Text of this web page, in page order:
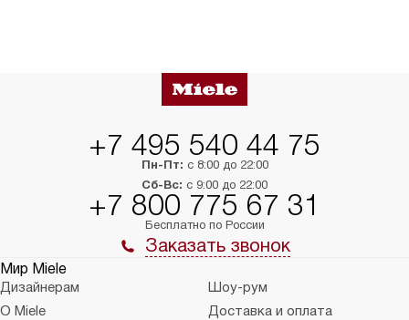
+7 495 540 44 75
Пн-Пт: с 8:00 до 22:00
Сб-Вс: с 9:00 до 22:00
+7 800 775 67 31
Бесплатно по России
Заказать звонок
Мир Miele
Дизайнерам
Шоу-рум
О Miele
Доставка и оплата